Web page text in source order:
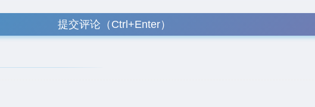
提交评论（Ctrl+Enter）